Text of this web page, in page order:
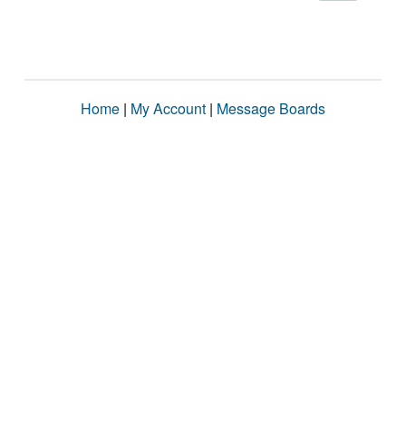
Home | My Account | Message Boards